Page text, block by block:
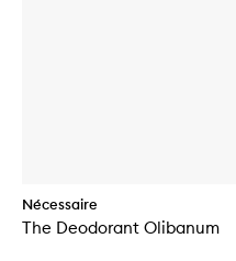
Nécessaire
The Deodorant Olibanum